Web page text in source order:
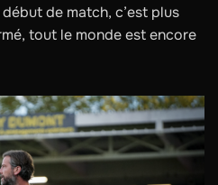
de match, c’est plus
tout le monde est encore